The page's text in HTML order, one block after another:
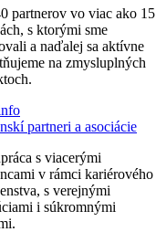
partnerov vo viac ako 15
s ktorými sme
a naďalej sa aktívne
na zmysluplných
partneri a asociácie
s viacerými
v rámci kariérového
s verejnými
i súkromnými